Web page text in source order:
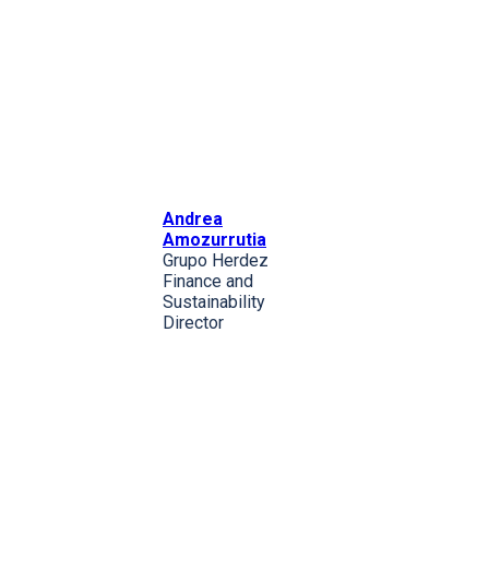
Andrea
Amozurrutia
Grupo Herdez
Finance and
Sustainability
Director